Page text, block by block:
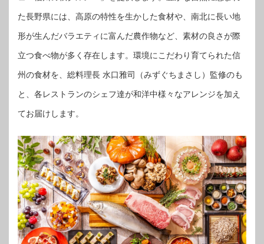
た長野県には、高原の特性を生かした食材や、南北に長い地
形が生んだバラエティに富んだ農作物など、素材の良さが際
立つ食べ物が多く存在します。環境にこだわり育てられた信
州の食材を、総料理長 水口雅司（みずぐちまさし）監修のも
と、各レストランのシェフ達が和洋中様々なアレンジを加え
てお届けします。